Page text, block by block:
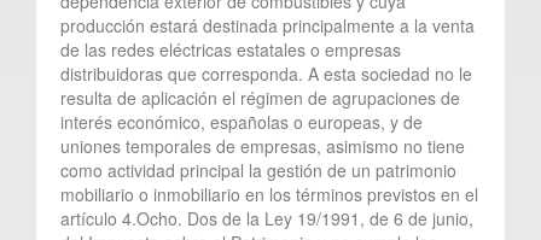
producción estará destinada principalmente a la venta
de las redes eléctricas estatales o empresas
distribuidoras que corresponda. A esta sociedad no le
resulta de aplicación el régimen de agrupaciones de
interés económico, españolas o europeas, y de
uniones temporales de empresas, asimismo no tiene
como actividad principal la gestión de un patrimonio
mobiliario o inmobiliario en los términos previstos en el
artículo 4.Ocho. Dos de la Ley 19/1991, de 6 de junio,